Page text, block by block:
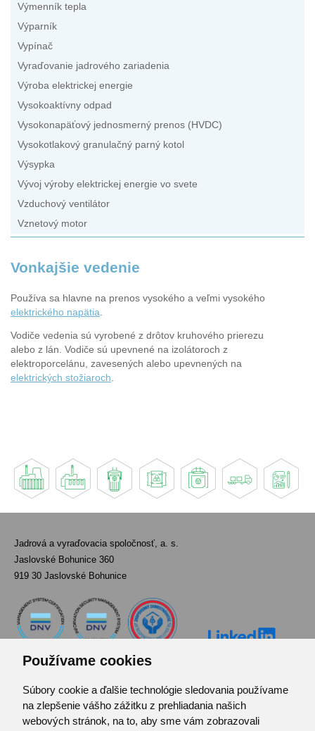
Používame cookies
Súbory cookie a ďalšie technológie sledovania používame
na zlepšenie vášho zážitku z prehliadania našich
webových stránok, na to, aby sme vám zobrazovali
Výmenník tepla
Výparník
Vypínač
Vyraďovanie jadrového zariadenia
Výroba elektrickej energie
Vysokoaktívny odpad
Vysokonapäťový jednosmerný prenos (HVDC)
Vysokotlakový granulačný parný kotol
Výsypka
Vývoj výroby elektrickej energie vo svete
Vzduchový ventilátor
Vznetový motor
Vonkajšie vedenie
Používa sa hlavne na prenos vysokého a veľmi vysokého
elektrického napätia
Vodiče vedenia sú vyrobené z drôtov kruhového prierezu
alebo z lán. Vodiče sú upevnené na izolátoroch z
elektroporcelánu, zavesených alebo upevnených na
elektrických stožiaroch.
Jadrová a vyraďovacia spoločnosť, a. s.
Jaslovské Bohunice 360
919 30 Jaslovské Bohunice
Kontakt
Pozvánka do infocentra
Zoznam použitých skratiek